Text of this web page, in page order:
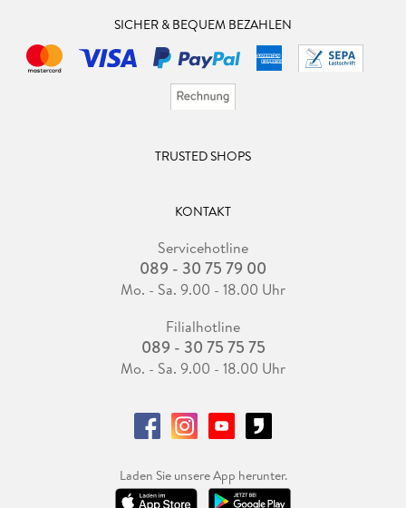
SICHER & BEQUEM BEZAHLEN
TRUSTED SHOPS
KONTAKT
Servicehotline
089 - 30 75 79 00
Mo. - Sa. 9.00 - 18.00 Uhr
Filialhotline
089 - 30 75 75 75
Mo. - Sa. 9.00 - 18.00 Uhr
Laden Sie unsere App herunter.